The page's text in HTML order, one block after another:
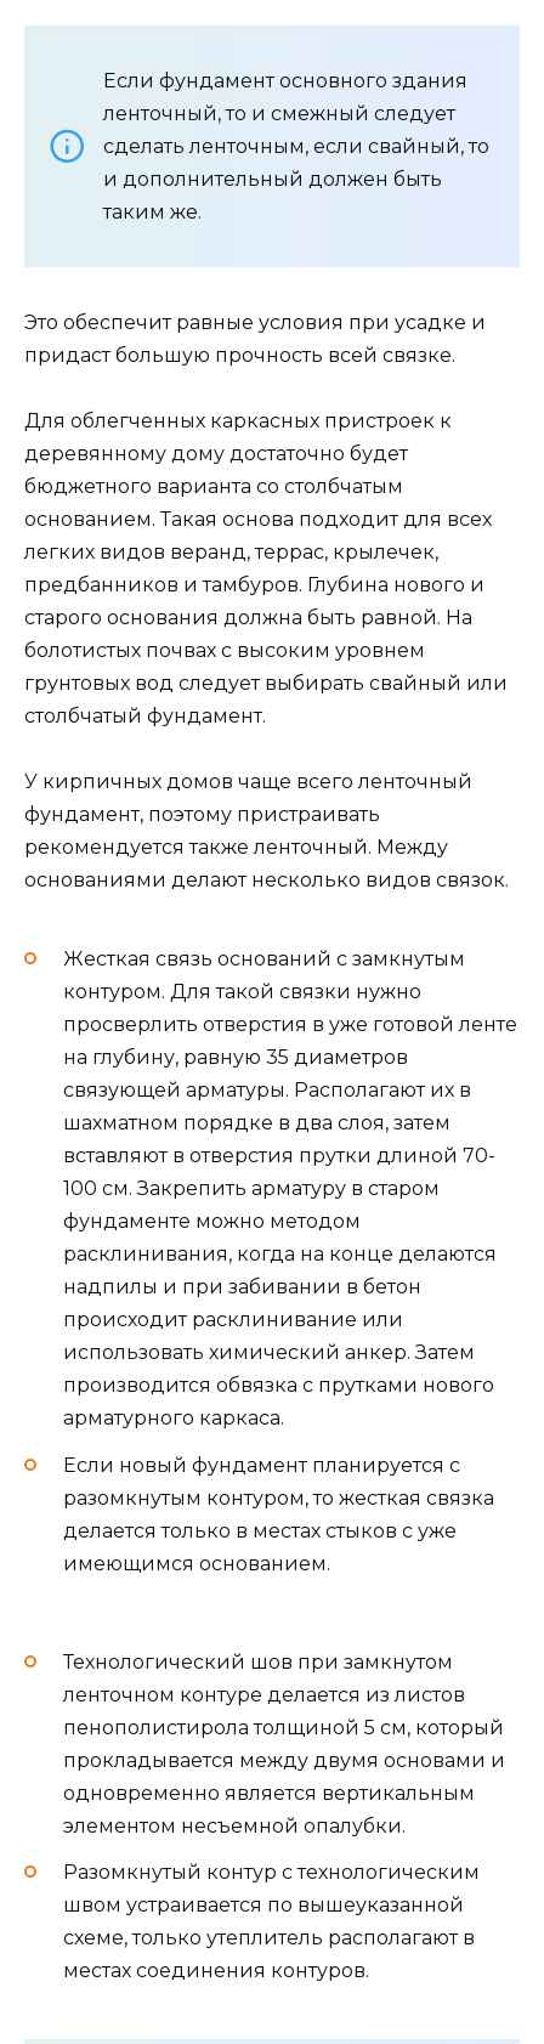
Если фундамент основного здания
ленточный, то и смежный следует
сделать ленточным, если свайный, то
и дополнительный должен быть
таким же.
Это обеспечит равные условия при усадке и
придаст большую прочность всей связке.
Для облегченных каркасных пристроек к
деревянному дому достаточно будет
бюджетного варианта со столбчатым
основанием. Такая основа подходит для всех
легких видов веранд, террас, крылечек,
предбанников и тамбуров. Глубина нового и
старого основания должна быть равной. На
болотистых почвах с высоким уровнем
грунтовых вод следует выбирать свайный или
столбчатый фундамент.
У кирпичных домов чаще всего ленточный
фундамент, поэтому пристраивать
рекомендуется также ленточный. Между
основаниями делают несколько видов связок.
Жесткая связь оснований с замкнутым
контуром. Для такой связки нужно
просверлить отверстия в уже готовой ленте
на глубину, равную 35 диаметров
связующей арматуры. Располагают их в
шахматном порядке в два слоя, затем
вставляют в отверстия прутки длиной 70-
100 см. Закрепить арматуру в старом
фундаменте можно методом
расклинивания, когда на конце делаются
надпилы и при забивании в бетон
происходит расклинивание или
использовать химический анкер. Затем
производится обвязка с прутками нового
арматурного каркаса.
Если новый фундамент планируется с
разомкнутым контуром, то жесткая связка
делается только в местах стыков с уже
имеющимся основанием.
Технологический шов при замкнутом
ленточном контуре делается из листов
пенополистирола толщиной 5 см, который
прокладывается между двумя основами и
одновременно является вертикальным
элементом несъемной опалубки.
Разомкнутый контур с технологическим
швом устраивается по вышеуказанной
схеме, только утеплитель располагают в
местах соединения контуров.